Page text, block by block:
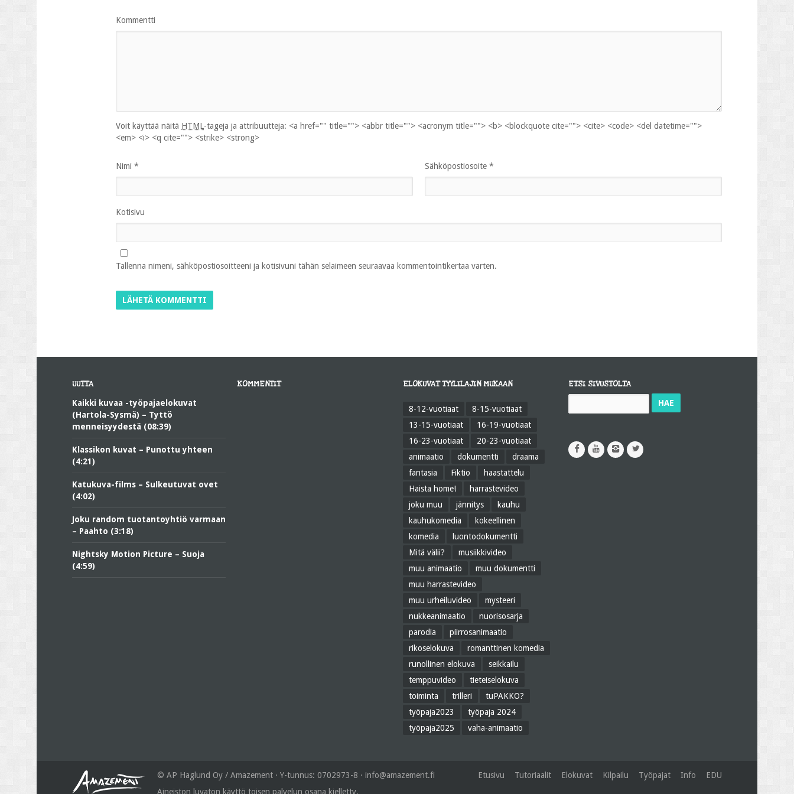
Kommentti
Voit käyttää näitä HTML-tageja ja attribuutteja: <a href="" title=""> <abbr title=""> <acronym title=""> <b> <blockquote cite=""> <cite> <code> <del datetime="">
<em> <i> <q cite=""> <strike> <strong>
Nimi * Sähköpostiosoite *
Kotisivu
Tallenna nimeni, sähköpostiosoitteeni ja kotisivuni tähän selaimeen seuraavaa kommentointikertaa varten.
UUTTA
Kaikki kuvaa -työpajaelokuvat
(Hartola-Sysmä) – Tyttö
menneisyydestä (08:39)
Klassikon kuvat – Punottu yhteen
(4:21)
Katukuva-films – Sulkeutuvat ovet
(4:02)
Joku random tuotantoyhtiö varmaan
– Paahto (3:18)
Nightsky Motion Picture – Suoja
(4:59)
KOMMENTIT ELOKUVAT TYYLILAJIN MUKAAN
8-12-vuotiaat
8-15-vuotiaat
13-15-vuotiaat
16-19-vuotiaat
16-23-vuotiaat
20-23-vuotiaat
animaatio
dokumentti
draama
fantasia
Fiktio
haastattelu
Haista home!
harrastevideo
joku muu
jännitys
kauhu
kauhukomedia
kokeellinen
komedia
luontodokumentti
Mitä välii?
musiikkivideo
muu animaatio
muu dokumentti
muu harrastevideo
muu urheiluvideo
mysteeri
nukkeanimaatio
nuorisosarja
parodia
piirrosanimaatio
rikoselokuva
romanttinen komedia
runollinen elokuva
seikkailu
temppuvideo
tieteiselokuva
toiminta
trilleri
tuPAKKO?
työpaja2023
työpaja 2024
työpaja2025
vaha-animaatio
ETSI SIVUSTOLTA
© AP Haglund Oy / Amazement · Y-tunnus: 0702973-8 · info@amazement.fi
Aineiston luvaton käyttö toisen palvelun osana kielletty.
Etusivu Tutoriaalit Elokuvat Kilpailu Työpajat Info EDU